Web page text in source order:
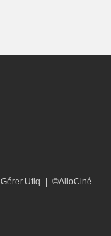
Gérer Utiq
©AlloCiné